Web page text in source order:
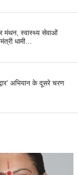
मंथन, स्वास्थ्य सेवाओं
धामी…
अभियान के दूसरे चरण